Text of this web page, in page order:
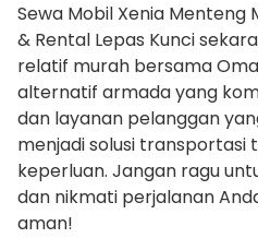
Sewa Mobil Xenia Menteng
& Rental Lepas Kunci
relatif murah bersama
alternatif armada yang
dan layanan pelanggan
menjadi solusi
keperluan. Jangan ragu
dan nikmati perjalanan
aman!